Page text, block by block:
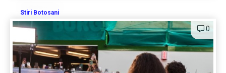
Stiri Botosani
0